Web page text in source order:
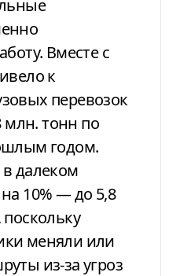
Вместе с
к
перевозок
млн. тонн по
годом.
далеком
10% — до 5,8
меняли или
из-за угроз